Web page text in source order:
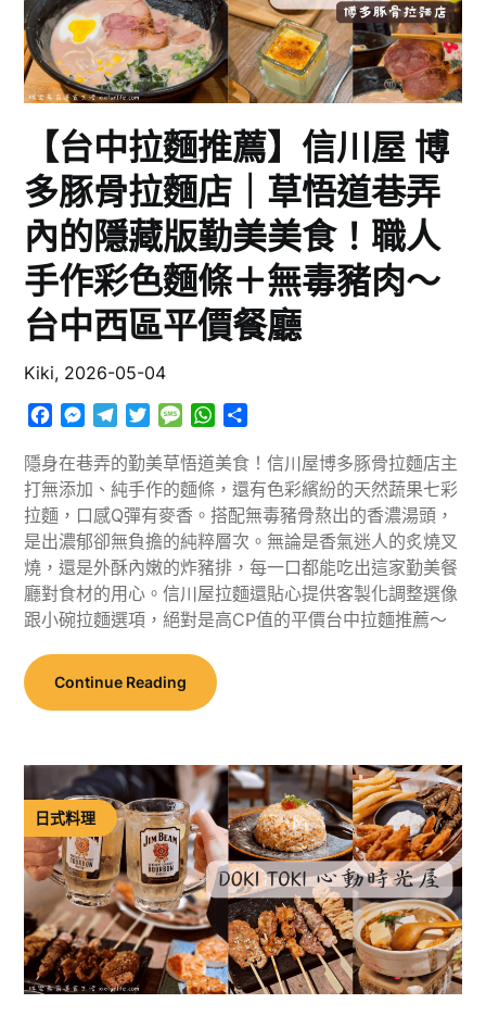
【台中拉麵推薦】信川屋 博
多豚骨拉麵店｜草悟道巷弄
內的隱藏版勤美美食！職人
手作彩色麵條＋無毒豬肉～
台中西區平價餐廳
Kiki, 2026-05-04
Facebook
Messenger
TelegramTwitterMessageWhatsApp
隱身在巷弄的勤美草悟道美食！信川屋博多豚骨拉麵店主
打無添加、純手作的麵條，還有色彩繽紛的天然蔬果七彩
拉麵，口感Q彈有麥香。搭配無毒豬骨熬出的香濃湯頭，
是出濃郁卻無負擔的純粹層次。無論是香氣迷人的炙燒叉
燒，還是外酥內嫩的炸豬排，每一口都能吃出這家勤美餐
廳對食材的用心。信川屋拉麵還貼心提供客製化調整選像
跟小碗拉麵選項，絕對是高CP值的平價台中拉麵推薦～
Continue Reading
日式料理